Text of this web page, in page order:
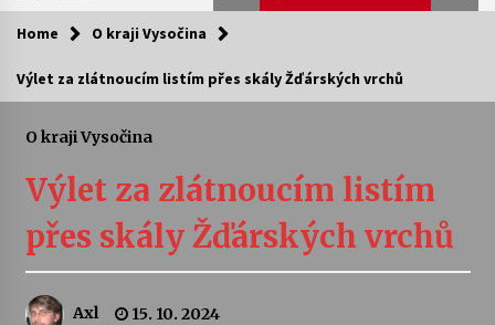
Kam za kulturou?
Sukuba Ensemble
kapkou
30. 7. 2026
Veselí muzikanti
Home O kraji Vysočina
Výlet za zlátnoucím listím přes skály Žďárských vrchů
O kraji Vysočina
Výlet za zlátnoucím listím
přes skály Žďárských vrchů
Axl 15. 10. 2024